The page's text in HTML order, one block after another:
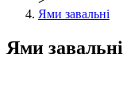
Ями завальні
Ями завальні